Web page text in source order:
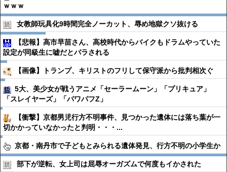
ｗｗｗ
女教師玩具化9時間完全ノーカット、辱め地獄クソ抜ける
【悲報】高市早苗さん、高校時代からバイクもドラムやっていた
設定が同級生に嘘だとバラされる
【画像】トランプ、キリストのフリして保守派から批判相次ぐ
5大、美少女が戦うアニメ「セーラームーン」「プリキュア」
「スレイヤーズ」「パワパフZ」
【衝撃】京都男児行方不明事件、見つかった遺体には落ち葉が一
切かかっていなかったと判明・・・...
京都・南丹市で子どもとみられる遺体発見、行方不明の小学生か
部下が逆転、女上司は屈辱オーガズムで何度もイかされた